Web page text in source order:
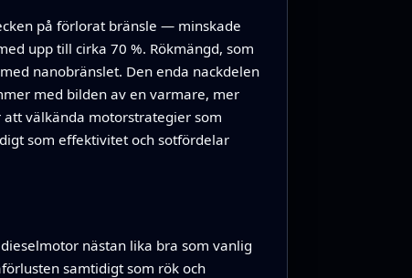
på förlorat bränsle — minskade
upp till cirka 70 %. Rökmängd, som
nanobränslet. Den enda nackdelen
med bilden av en varmare, mer
välkända motorstrategier som
som effektivitet och sotfördelar
nästan lika bra som vanlig
samtidigt som rök och